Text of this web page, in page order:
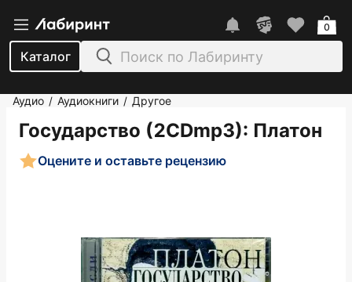
Каталог
0
Аудио / Аудиокниги / Другое
Государство (2CDmp3): Платон
Оцените и оставьте рецензию